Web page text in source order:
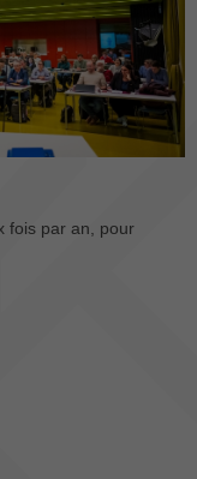
fois par an, pour